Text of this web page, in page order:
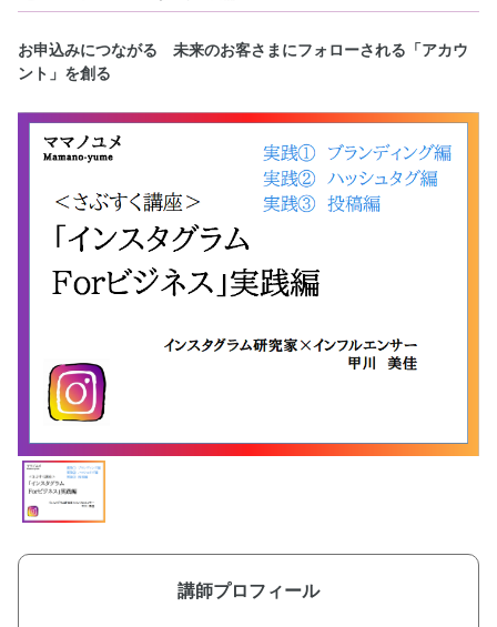
お申込みにつながる 未来のお客さまにフォローされる「アカウ
ント」を創る
講師プロフィール